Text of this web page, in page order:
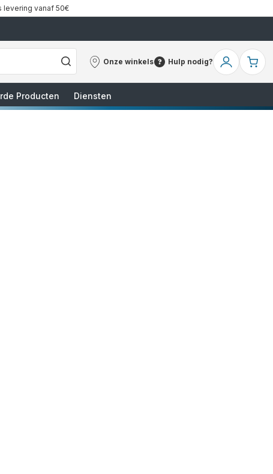
levering vanaf 50€
Onze winkels
Onze
Hulp nodig?
Hulp
Mijn
Producten Diensten